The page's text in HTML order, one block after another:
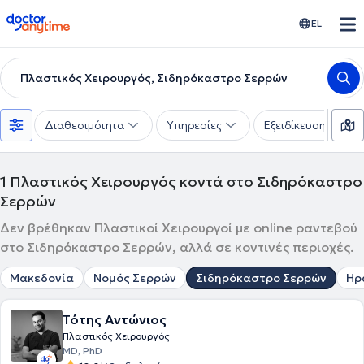
doctoranytime EL
Πλαστικός Χειρουργός, Σιδηρόκαστρο Σερρών
Διαθεσιμότητα Υπηρεσίες Εξειδίκευση
1 Πλαστικός Χειρουργός κοντά στο Σιδηρόκαστρο
Σερρών
Δεν βρέθηκαν Πλαστικοί Χειρουργοί με online ραντεβού
στο Σιδηρόκαστρο Σερρών, αλλά σε κοντινές περιοχές.
Μακεδονία Νομός Σερρών Σιδηρόκαστρο Σερρών
Τότης Αντώνιος
Πλαστικός Χειρουργός
MD, PhD